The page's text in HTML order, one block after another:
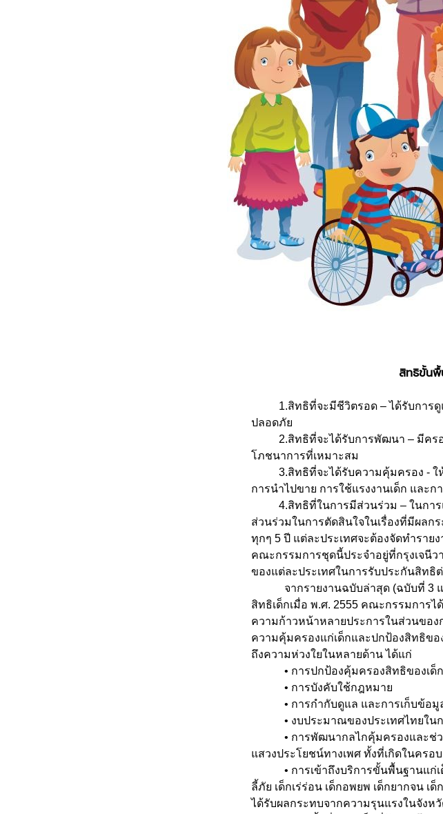
สิทธิขั้นพื้
1.สิทธิที่จะมีชีวิตรอด – ได้รับการดู
ปลอดภัย
2.สิทธิที่จะได้รับการพัฒนา – มีครอ
โภชนาการที่เหมาะสม
3.สิทธิที่จะได้รับความคุ้มครอง - ให้ร
การนำไปขาย การใช้แรงงานเด็ก และ
4.สิทธิที่ในการมีส่วนร่วม – ในการแ
ส่วนร่วมในการตัดสินใจในเรื่องที่มีผลก
ทุกๆ 5 ปี แต่ละประเทศจะต้องจัดทำรา
คณะกรรมการชุดนี้ประจำอยู่ที่กรุงเจนี
ของแต่ละประเทศในการรับประกันสิทธิ
จากรายงานฉบับล่าสุด (ฉบับที่ 3 แล
สิทธิเด็กเมื่อ พ.ศ. 2555 คณะกรรมการไ
ความก้าวหน้าหลายประการในส่วนของ
ความคุ้มครองแก่เด็กและปกป้องสิทธิขอ
ถึงความห่วงใยในหลายด้าน ได้แก่
• การปกป้องคุ้มครองสิทธิของเด็ก
• การบังคับใช้กฎหมาย
• การกำกับดูแล และการเก็บข้อมู
• งบประมาณของประเทศไทยในก
• การพัฒนากลไกคุ้มครองและช่วยเ
แสวงประโยชน์ทางเพศ ทั้งที่เกิดในคร
• การเข้าถึงบริการขั้นพื้นฐานแก่เด็
ลี้ภัย เด็กเร่ร่อน เด็กอพยพ เด็กยากจน เ
ได้รับผลกระทบจากความรุนแรงในจังห